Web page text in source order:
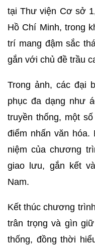
tại Thư viện Cơ sở
Hồ Chí Minh, trong
trí mang đậm sắc
gắn với chủ đề trầu
Trong ảnh, các đại
phục đa dạng như
truyền thống, một
điểm nhấn văn
niệm của chương
giao lưu, gắn kết
Nam.
Kết thúc chương
trân trọng và gìn
thống, đồng thời